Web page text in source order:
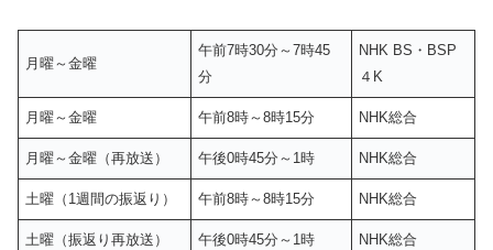
月曜～金曜
午前7時30分～7時45
分
NHK BS・BSP
４K
月曜～金曜 午前8時～8時15分 NHK総合
月曜～金曜（再放送） 午後0時45分～1時 NHK総合
土曜（1週間の振返り） 午前8時～8時15分 NHK総合
土曜（振返り再放送） 午後0時45分～1時 NHK総合